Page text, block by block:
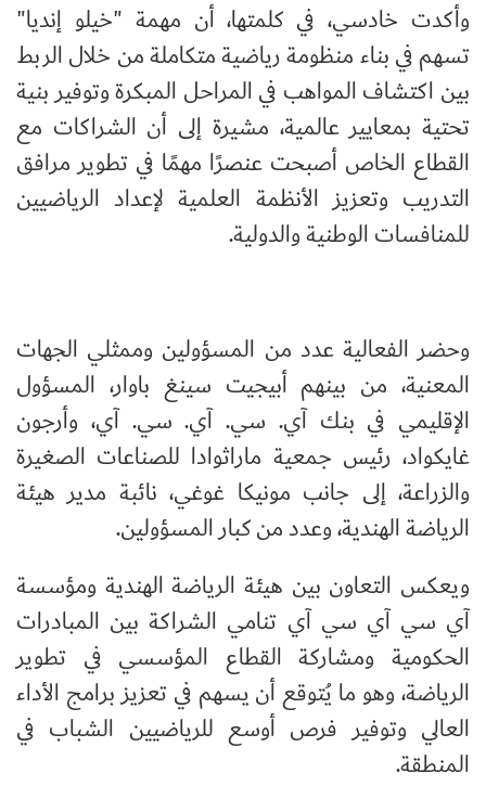
وأكدت خادسي، في كلمتها، أن مهمة "خيلو إنديا"
تسهم في بناء منظومة رياضية متكاملة من خلال الربط
بين اكتشاف المواهب في المراحل المبكرة وتوفير بنية
تحتية بمعايير عالمية، مشيرة إلى أن الشراكات مع
القطاع الخاص أصبحت عنصرًا مهمًا في تطوير مرافق
التدريب وتعزيز الأنظمة العلمية لإعداد الرياضيين
للمنافسات الوطنية والدولية.
وحضر الفعالية عدد من المسؤولين وممثلي الجهات
المعنية، من بينهم أبيجيت سينغ باوار، المسؤول
الإقليمي في بنك آي. سي. آي. سي. آي، وأرجون
غايكواد، رئيس جمعية ماراثوادا للصناعات الصغيرة
والزراعة، إلى جانب مونيكا غوغي، نائبة مدير هيئة
الرياضة الهندية، وعدد من كبار المسؤولين.
ويعكس التعاون بين هيئة الرياضة الهندية ومؤسسة
آي سي آي سي آي تنامي الشراكة بين المبادرات
الحكومية ومشاركة القطاع المؤسسي في تطوير
الرياضة، وهو ما يُتوقع أن يسهم في تعزيز برامج الأداء
العالي وتوفير فرص أوسع للرياضيين الشباب في
المنطقة.